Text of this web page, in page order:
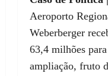
Aeroporto
Weberberger
63,4 milhões
ampliação, fruto